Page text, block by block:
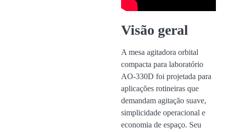
Visão geral
A mesa agitadora orbital
compacta para laboratório
AO-330D foi projetada para
aplicações rotineiras que
demandam agitação suave,
simplicidade operacional e
economia de espaço. Seu